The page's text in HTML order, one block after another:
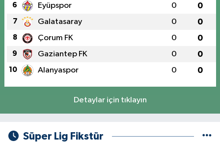
6 Eyüpspor 0 0
7 Galatasaray 0 0
8 Çorum FK 0 0
9 Gaziantep FK 0 0
10 Alanyaspor 0 0
Detaylar için tıklayın
Süper Lig Fikstür